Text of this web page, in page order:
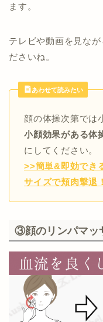
ます。
テレビや動画を見な
ださいね。
あわせて読みたい
顔の体操次第では
小顔効果がある体
にしてください。
>>簡単&即効でき
サイズで頬肉撃退！
③顔のリンパマッ